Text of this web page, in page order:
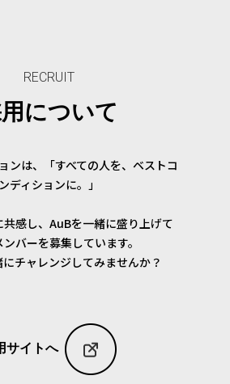
RECRUIT
について
ンは、「すべての人を、ベストコ
ンディションに。」
感し、AuBを一緒に盛り上げて
バーを募集しています。
チャレンジしてみませんか？
サイトへ